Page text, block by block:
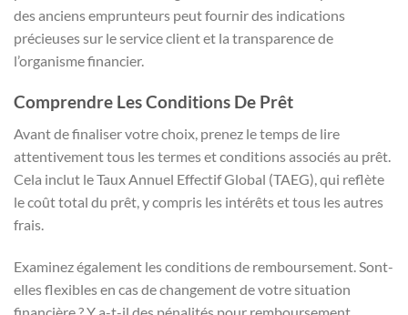
des anciens emprunteurs peut fournir des indications
précieuses sur le service client et la transparence de
l’organisme financier.
Comprendre Les Conditions De Prêt
Avant de finaliser votre choix, prenez le temps de lire
attentivement tous les termes et conditions associés au prêt.
Cela inclut le Taux Annuel Effectif Global (TAEG), qui reflète
le coût total du prêt, y compris les intérêts et tous les autres
frais.
Examinez également les conditions de remboursement. Sont-
elles flexibles en cas de changement de votre situation
financière ? Y a-t-il des pénalités pour remboursement